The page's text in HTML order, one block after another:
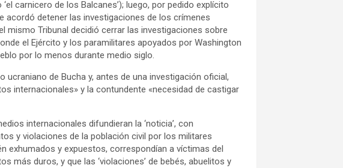
carnicero de los Balcanes’); luego, por pedido explícito
acordó detener las investigaciones de los crímenes
mismo Tribunal decidió cerrar las investigaciones sobre
el Ejército y los paramilitares apoyados por Washington
por lo menos durante medio siglo.
ucraniano de Bucha y, antes de una investigación oficial,
internacionales» y la contundente «necesidad de castigar
internacionales difundieran la ‘noticia’, con
y violaciones de la población civil por los militares
exhumados y expuestos, correspondían a víctimas del
más duros, y que las ‘violaciones’ de bebés, abuelitos y